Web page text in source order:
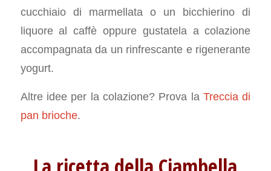
cucchiaio di marmellata o un bicchierino di
liquore al caffè oppure gustatela a colazione
accompagnata da un rinfrescante e rigenerante
yogurt.
Altre idee per la colazione? Prova laTreccia di
pan brioche.